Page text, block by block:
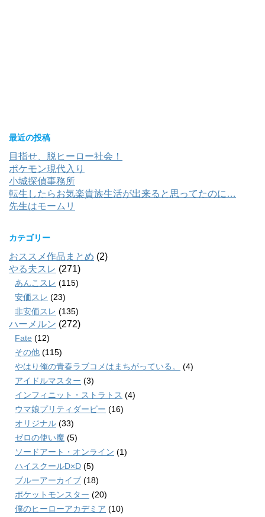
最近の投稿
目指せ、脱ヒーロー社会！
ポケモン現代入り
小城探偵事務所
転生したらお気楽貴族生活が出来ると思ってたのに…
先生はモームリ
カテゴリー
おススメ作品まとめ (2)
やる夫スレ (271)
あんこスレ (115)
安価スレ (23)
非安価スレ (135)
ハーメルン (272)
Fate (12)
その他 (115)
やはり俺の青春ラブコメはまちがっている。
(4)
アイドルマスター (3)
インフィニット・ストラトス (4)
ウマ娘プリティダービー (16)
オリジナル (33)
ゼロの使い魔 (5)
ソードアート・オンライン (1)
ハイスクールD×D (5)
ブルーアーカイブ (18)
ポケットモンスター (20)
僕のヒーローアカデミア (10)